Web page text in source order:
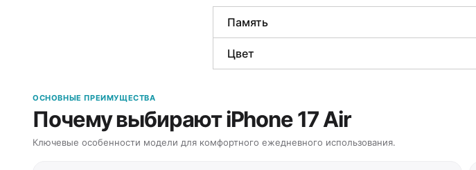
Память
Цвет
ОСНОВНЫЕ ПРЕИМУЩЕСТВА
Почему выбирают iPhone 17 Air
Ключевые особенности модели для комфортного ежедневного использования.